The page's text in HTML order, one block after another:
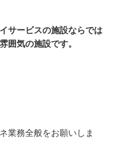
サービスの施設ならでは
囲気の施設です。
業務全般をお願いしま